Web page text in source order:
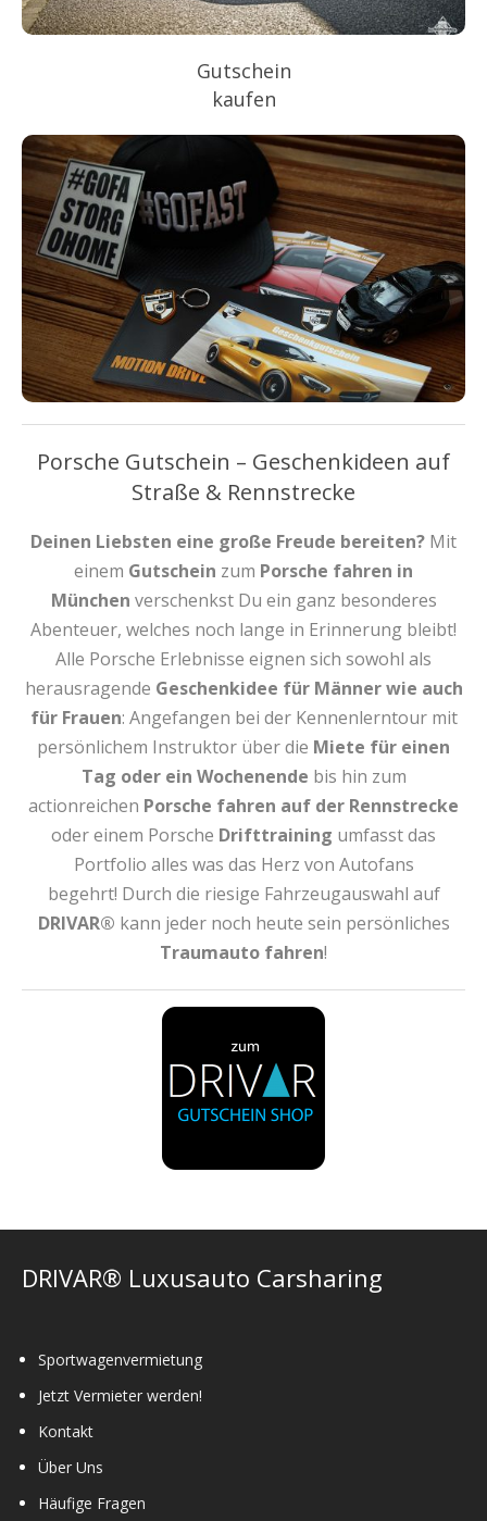
Gutschein
kaufen
Porsche Gutschein – Geschenkideen auf
Straße & Rennstrecke
Deinen Liebsten eine große Freude bereiten? Mit
einem Gutschein zum Porsche fahren in
München verschenkst Du ein ganz besonderes
Abenteuer, welches noch lange in Erinnerung bleibt!
Alle Porsche Erlebnisse eignen sich sowohl als
herausragende Geschenkidee für Männer wie auch
für Frauen: Angefangen bei der Kennenlerntour mit
persönlichem Instruktor über die Miete für einen
Tag oder ein Wochenende bis hin zum
actionreichen Porsche fahren auf der Rennstrecke
oder einem Porsche Drifttraining umfasst das
Portfolio alles was das Herz von Autofans
begehrt! Durch die riesige Fahrzeugauswahl auf
DRIVAR® kann jeder noch heute sein persönliches
Traumauto fahren!
DRIVAR® Luxusauto Carsharing
Sportwagenvermietung
Jetzt Vermieter werden!
Kontakt
Über Uns
Häufige Fragen